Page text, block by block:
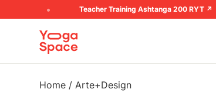
Teacher Training Ashtanga 200 RYT ↗︎
Home /Arte+Design